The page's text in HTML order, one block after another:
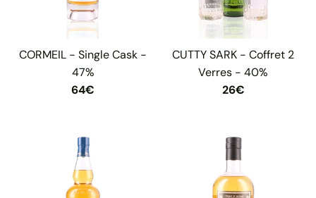
CORMEIL - Single Cask -
47%
64€
CUTTY SARK - Coffret 2
Verres - 40%
26€